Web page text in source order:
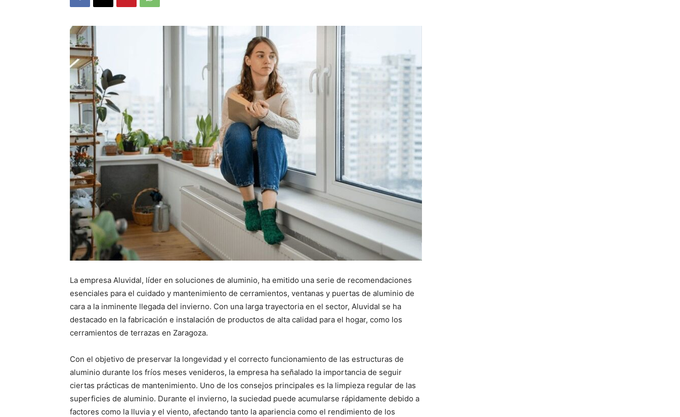
La empresa Aluvidal, líder en soluciones de aluminio, ha emitido una serie de recomendaciones
esenciales para el cuidado y mantenimiento de cerramientos, ventanas y puertas de aluminio de
cara a la inminente llegada del invierno. Con una larga trayectoria en el sector, Aluvidal se ha
destacado en la fabricación e instalación de productos de alta calidad para el hogar, como los
cerramientos de terrazas en Zaragoza.
Con el objetivo de preservar la longevidad y el correcto funcionamiento de las estructuras de
aluminio durante los fríos meses venideros, la empresa ha señalado la importancia de seguir
ciertas prácticas de mantenimiento. Uno de los consejos principales es la limpieza regular de las
superficies de aluminio. Durante el invierno, la suciedad puede acumularse rápidamente debido a
factores como la lluvia y el viento, afectando tanto la apariencia como el rendimiento de los